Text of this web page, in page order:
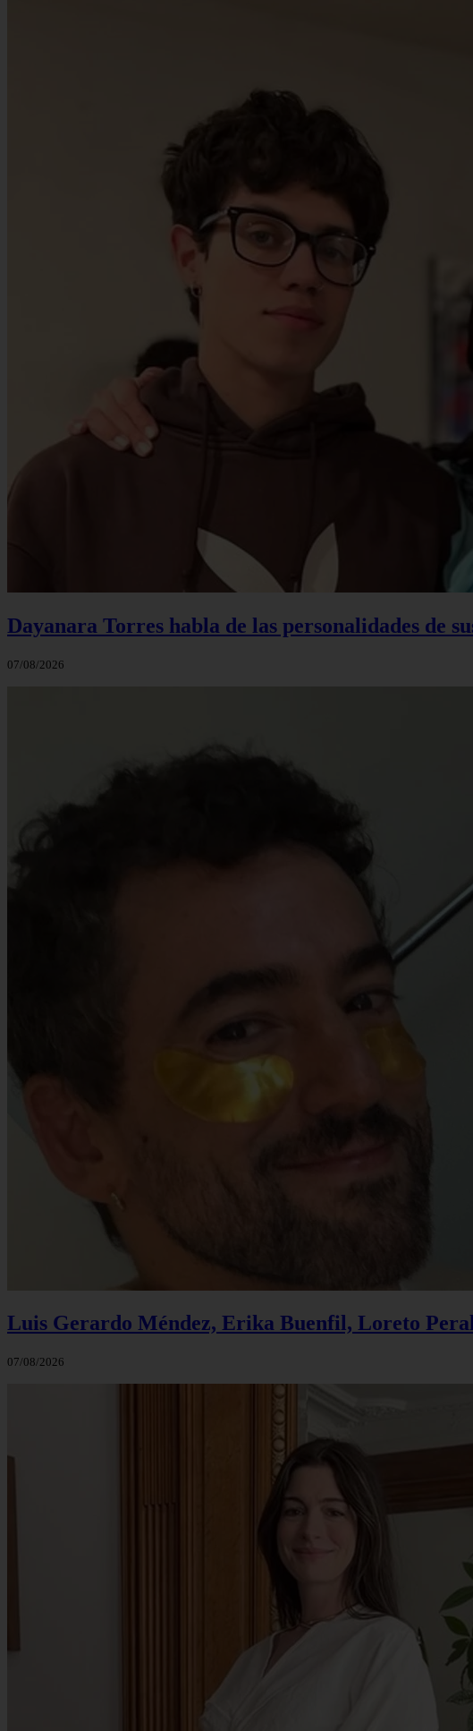
Dayanara Torres habla de las personalidades de
07/08/2026
Luis Gerardo Méndez, Erika Buenfil, Loreto
07/08/2026